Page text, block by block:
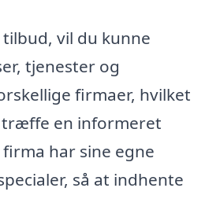
vil du kunne
tjenester og
firmaer, hvilket
en informeret
har sine egne
så at indhente